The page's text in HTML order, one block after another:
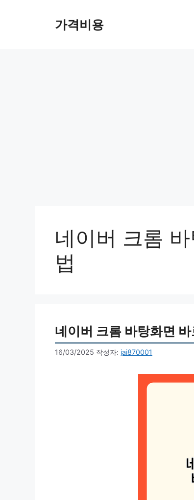
가격비용
네이버 크롬
법
네이버 크롬 바탕화면
16/03/2025 작성자: jai870001